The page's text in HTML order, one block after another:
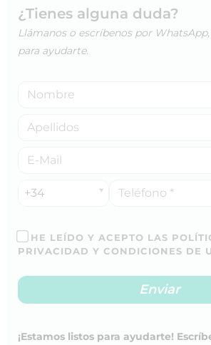
¿Tienes alguna duda?
Llámanos o escríbenos por
para ayudarte.
+34
HE LEÍDO Y ACEPTO LAS
PRIVACIDAD Y CONDICIONES DE
¡Estamos listos para ayudarte!